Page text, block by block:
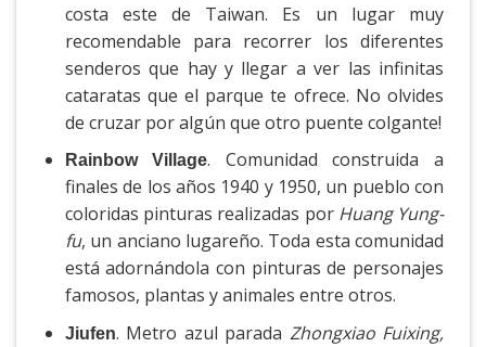
costa este de Taiwan. Es un lugar muy
recomendable para recorrer los diferentes
senderos que hay y llegar a ver las infinitas
cataratas que el parque te ofrece. No olvides
de cruzar por algún que otro puente colgante!
Rainbow Village. Comunidad construida a
finales de los años 1940 y 1950, un pueblo con
coloridas pinturas realizadas por Huang Yung-
fu, un anciano lugareño. Toda esta comunidad
está adornándola con pinturas de personajes
famosos, plantas y animales entre otros.
Jiufen. Metro azul parada Zhongxiao Fuixing,